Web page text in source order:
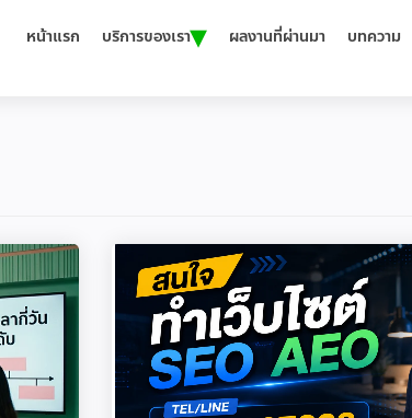
หน้าแรก บริการของเรา▾ ผลงานที่ผ่านมา บทความ